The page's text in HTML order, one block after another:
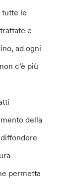
tutte le
e
ad ogni
c’è più
della
permetta